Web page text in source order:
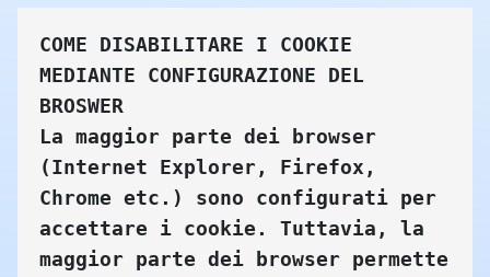
COME DISABILITARE I COOKIE
MEDIANTE CONFIGURAZIONE DEL
BROSWER
La maggior parte dei browser
(Internet Explorer, Firefox,
Chrome etc.) sono configurati per
accettare i cookie. Tuttavia, la
maggior parte dei browser permette